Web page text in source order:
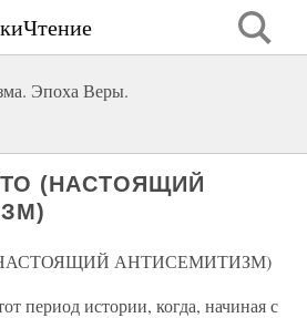
Эпоха Веры.
(НАСТОЯЩИЙ
АНТИСЕМИТИЗМ)
период истории, когда, начиная с